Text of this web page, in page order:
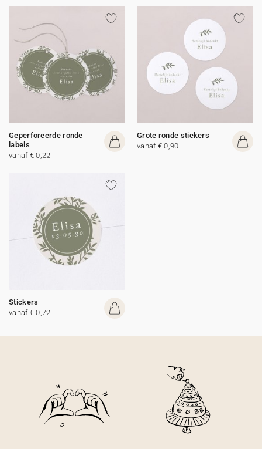
Geperforeerde ronde
labels
vanaf € 0,22
Grote ronde stickers
vanaf € 0,90
Stickers
vanaf € 0,72